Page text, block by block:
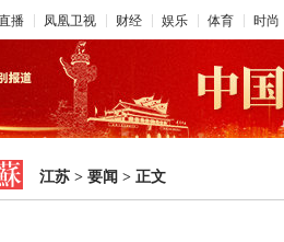
播 凤凰卫视 财经 娱乐 体育 时尚
江苏 > 要闻 > 正文